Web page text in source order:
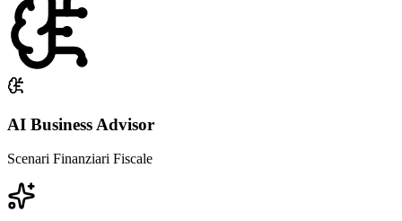
AI Business Advisor
Scenari Finanziari Fiscale